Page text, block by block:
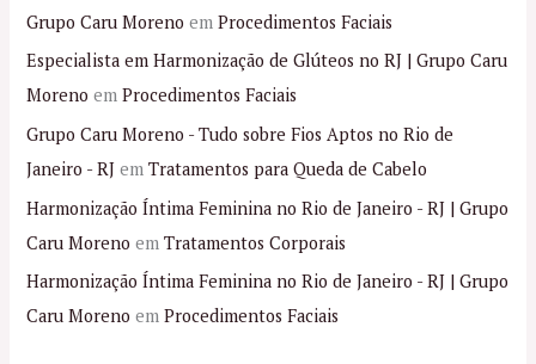
Grupo Caru Moreno emProcedimentos Faciais
Especialista em Harmonização de Glúteos no RJ | Grupo Caru
Moreno emProcedimentos Faciais
Grupo Caru Moreno - Tudo sobre Fios Aptos no Rio de
Janeiro - RJ emTratamentos para Queda de Cabelo
Harmonização Íntima Feminina no Rio de Janeiro - RJ | Grupo
Caru Moreno emTratamentos Corporais
Harmonização Íntima Feminina no Rio de Janeiro - RJ | Grupo
Caru Moreno emProcedimentos Faciais